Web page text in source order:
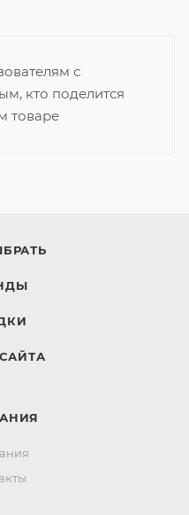
с
кто поделится
товаре